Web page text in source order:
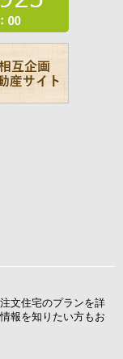
文住宅のプランを詳
報を知りたい方もお